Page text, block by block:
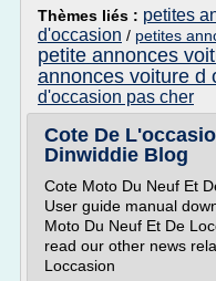
Thèmes liés : petites
d'occasion / petites
petite annonces
annonces voiture d
d'occasion pas cher
Cote De
Dinwiddie Blog
Cote Moto Du Neuf Et
User guide manual
Moto Du Neuf Et De
read our other news
Loccasion